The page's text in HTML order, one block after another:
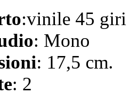
:vinile 45 giri
: Mono
: 17,5 cm.
: 2